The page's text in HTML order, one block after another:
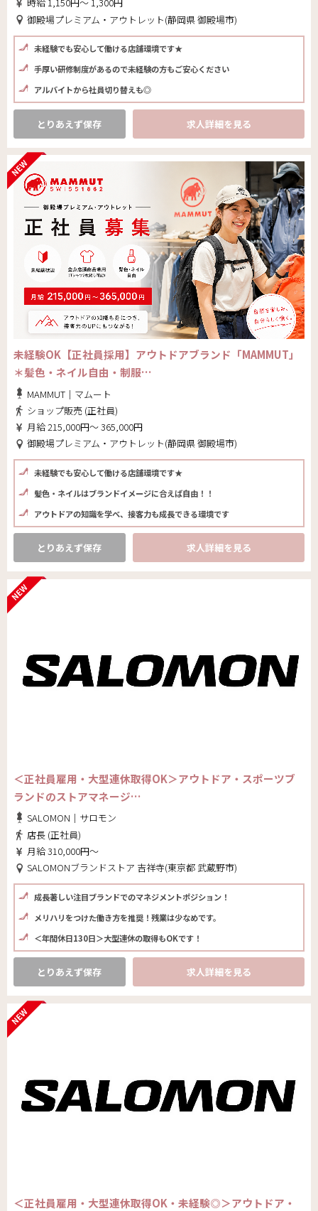
御殿場プレミアム・アウトレット(静岡県 御殿場市)
未経験でも安心して働ける店舗環境です★
手厚い研修制度があるので未経験の方もご安心ください
アルバイトから社員切り替えも◎
とりあえず保存 求人詳細を見る
未経験OK【正社員採用】アウトドアブランド「MAMMUT」
＊髪色・ネイル自由・制服…
MAMMUT｜マムート
ショップ販売 (正社員)
月給 215,000円～ 365,000円
御殿場プレミアム・アウトレット(静岡県 御殿場市)
未経験でも安心して働ける店舗環境です★
髪色・ネイルはブランドイメージに合えば自由！！
アウトドアの知識を学べ、接客力も成長できる環境です
とりあえず保存 求人詳細を見る
＜正社員雇用・大型連休取得OK＞アウトドア・スポーツブ
ランドのストアマネージ…
SALOMON｜サロモン
店長 (正社員)
月給 310,000円～
SALOMONブランドストア 吉祥寺(東京都 武蔵野市)
成長著しい注目ブランドでのマネジメントポジション！
メリハリをつけた働き方を推奨！残業は少なめです。
＜年間休日130日＞大型連休の取得もOKです！
とりあえず保存 求人詳細を見る
＜正社員雇用・大型連休取得OK・未経験◎＞アウトドア・